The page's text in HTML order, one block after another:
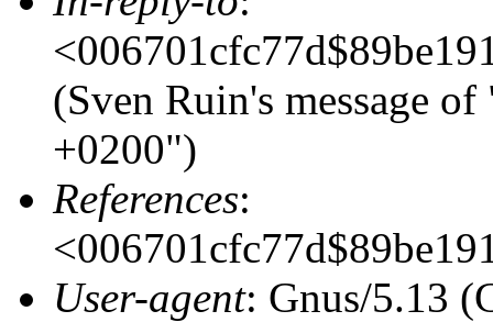
(Sven Ruin's message
+0200")
References:
User-agent: Gnus/5.13